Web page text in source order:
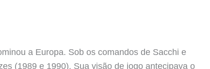
a Europa. Sob os comandos de Sacchi e
(1989 e 1990). Sua visão de jogo antecipava o